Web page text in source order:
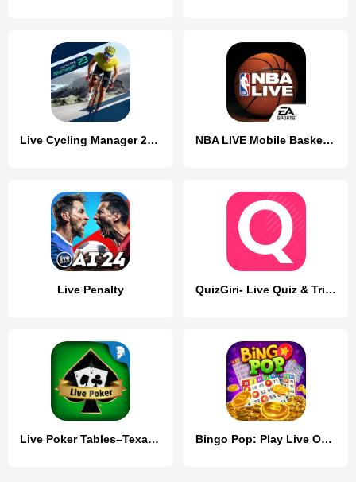
Live Cycling Manager 2023 NBA LIVE Mobile Basketball
Live Penalty QuizGiri- Live Quiz & Trivia
Live Poker Tables–Texas holdem Bingo Pop: Play Live Online